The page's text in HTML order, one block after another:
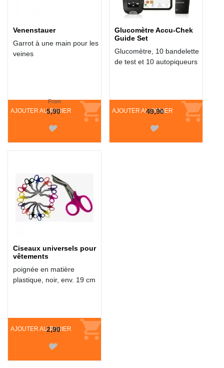
Venenstauer
Garrot à une main pour les
veines
AJOUTER AU PANIER
From
5,90
Glucomètre Accu-Chek
Guide Set
Glucomètre, 10 bandelette
de test et 10 autopiqueurs
AJOUTER AU PANIER
49,90
Ciseaux universels pour
vêtements
poignée en matière
plastique, noir, env. 19 cm
AJOUTER AU PANIER
2,90